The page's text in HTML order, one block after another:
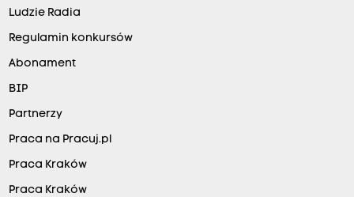
Ludzie Radia
Regulamin konkursów
Abonament
BIP
Partnerzy
Praca na Pracuj.pl
Praca Kraków
Praca Kraków